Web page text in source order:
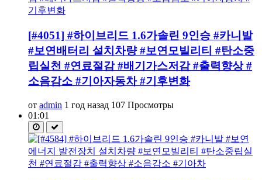
[#4051] #하이브리드 1.6가솔린 9인승 #카니발
#보연배터리 설치차량 #보연모빌리티 #탄소중
립실천 #연료절감 #배기가스저감 #출력향상 #
소음감소 #기아자동차 #기후변화
от admin 1 год назад 107 Просмотры
01:01